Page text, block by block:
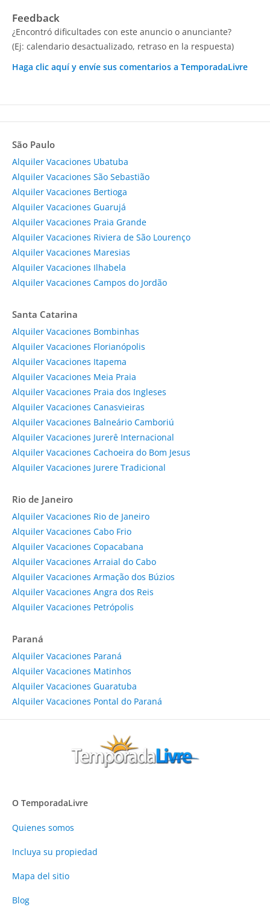
Feedback
¿Encontró dificultades con este anuncio o anunciante?
(Ej: calendario desactualizado, retraso en la respuesta)
Haga clic aquí y envíe sus comentarios a TemporadaLivre
São Paulo
Alquiler Vacaciones Ubatuba
Alquiler Vacaciones São Sebastião
Alquiler Vacaciones Bertioga
Alquiler Vacaciones Guarujá
Alquiler Vacaciones Praia Grande
Alquiler Vacaciones Riviera de São Lourenço
Alquiler Vacaciones Maresias
Alquiler Vacaciones Ilhabela
Alquiler Vacaciones Campos do Jordão
Santa Catarina
Alquiler Vacaciones Bombinhas
Alquiler Vacaciones Florianópolis
Alquiler Vacaciones Itapema
Alquiler Vacaciones Meia Praia
Alquiler Vacaciones Praia dos Ingleses
Alquiler Vacaciones Canasvieiras
Alquiler Vacaciones Balneário Camboriú
Alquiler Vacaciones Jurerê Internacional
Alquiler Vacaciones Cachoeira do Bom Jesus
Alquiler Vacaciones Jurere Tradicional
Rio de Janeiro
Alquiler Vacaciones Rio de Janeiro
Alquiler Vacaciones Cabo Frio
Alquiler Vacaciones Copacabana
Alquiler Vacaciones Arraial do Cabo
Alquiler Vacaciones Armação dos Búzios
Alquiler Vacaciones Angra dos Reis
Alquiler Vacaciones Petrópolis
Paraná
Alquiler Vacaciones Paraná
Alquiler Vacaciones Matinhos
Alquiler Vacaciones Guaratuba
Alquiler Vacaciones Pontal do Paraná
O TemporadaLivre
Quienes somos
Incluya su propiedad
Mapa del sitio
Blog